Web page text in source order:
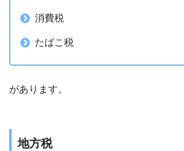
消費税
たばこ税
があります。
地方税